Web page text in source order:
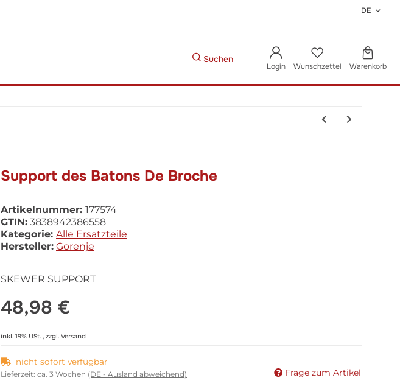
DE
Suchen
Login Wunschzettel Warenkorb
Support des Batons De Broche
Artikelnummer: 177574
GTIN: 3838942386558
Kategorie: Alle Ersatzteile
Hersteller: Gorenje
SKEWER SUPPORT
48,98 €
inkl. 19% USt. , zzgl. Versand
nicht sofort verfügbar
Lieferzeit: ca. 3 Wochen (DE - Ausland abweichend) Frage zum Artikel